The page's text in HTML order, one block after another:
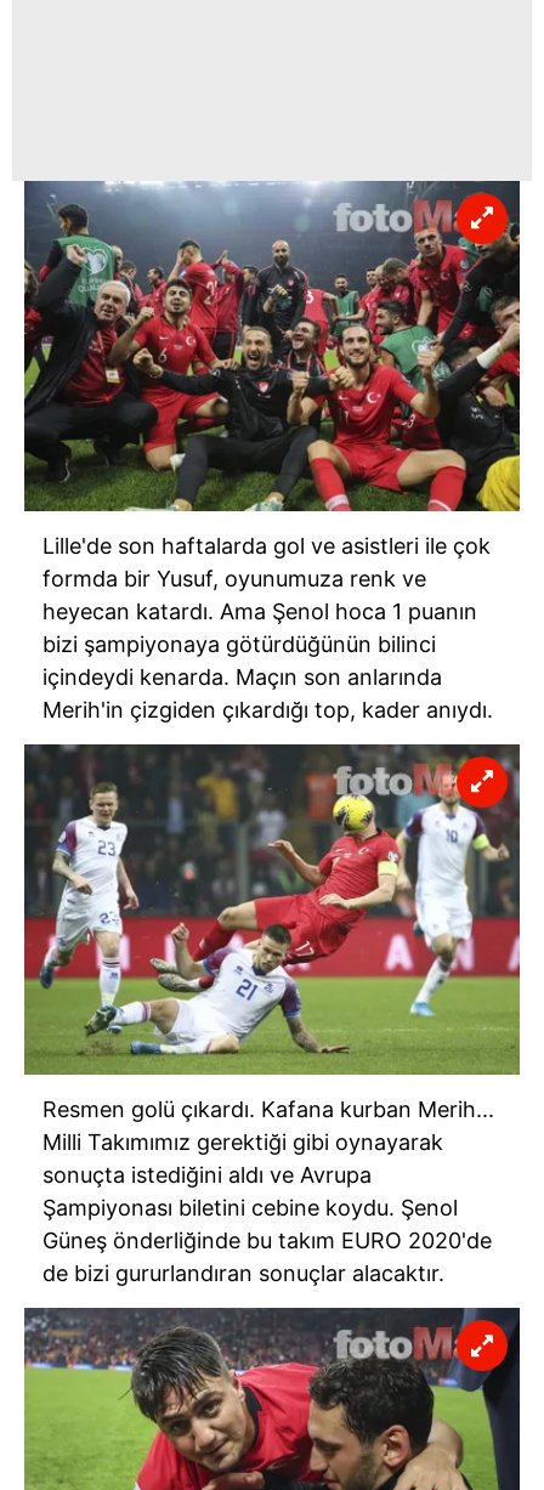
Lille'de son haftalarda gol ve asistleri ile çok
formda bir Yusuf, oyunumuza renk ve
heyecan katardı. Ama Şenol hoca 1 puanın
bizi şampiyonaya götürdüğünün bilinci
içindeydi kenarda. Maçın son anlarında
Merih'in çizgiden çıkardığı top, kader anıydı.
Resmen golü çıkardı. Kafana kurban Merih...
Milli Takımımız gerektiği gibi oynayarak
sonuçta istediğini aldı ve Avrupa
Şampiyonası biletini cebine koydu. Şenol
Güneş önderliğinde bu takım EURO 2020'de
de bizi gururlandıran sonuçlar alacaktır.